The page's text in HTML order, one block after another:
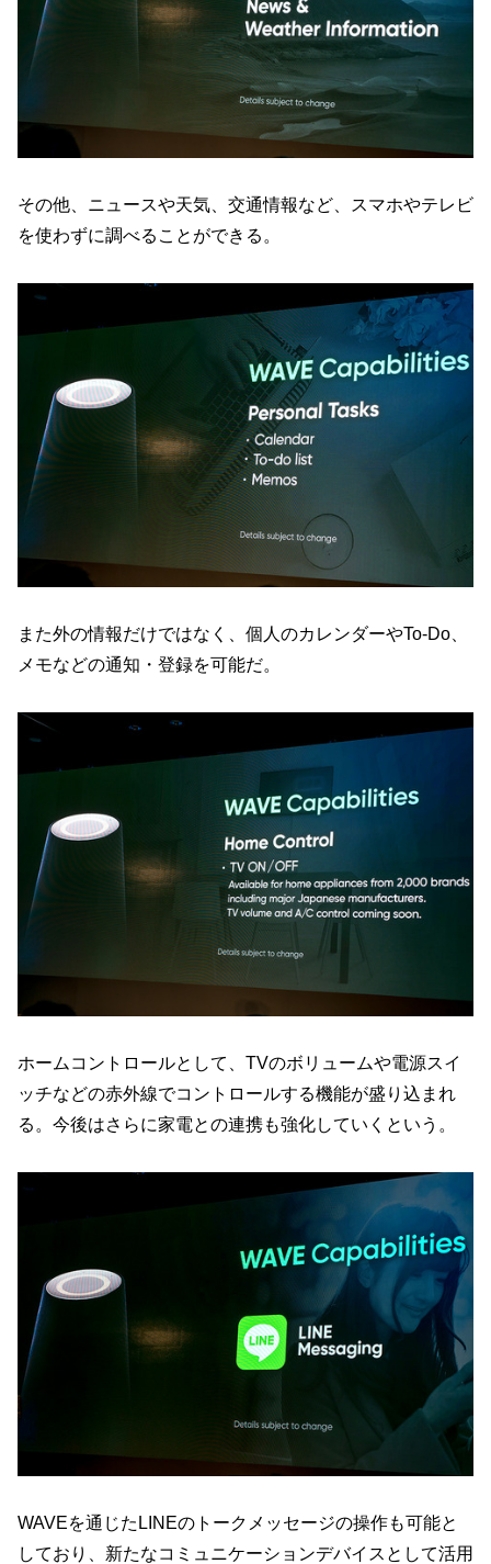
その他、ニュースや天気、交通情報など、スマホやテレビ
を使わずに調べることができる。
また外の情報だけではなく、個人のカレンダーやTo-Do、
メモなどの通知・登録を可能だ。
ホームコントロールとして、TVのボリュームや電源スイ
ッチなどの赤外線でコントロールする機能が盛り込まれ
る。今後はさらに家電との連携も強化していくという。
WAVEを通じたLINEのトークメッセージの操作も可能と
しており、新たなコミュニケーションデバイスとして活用